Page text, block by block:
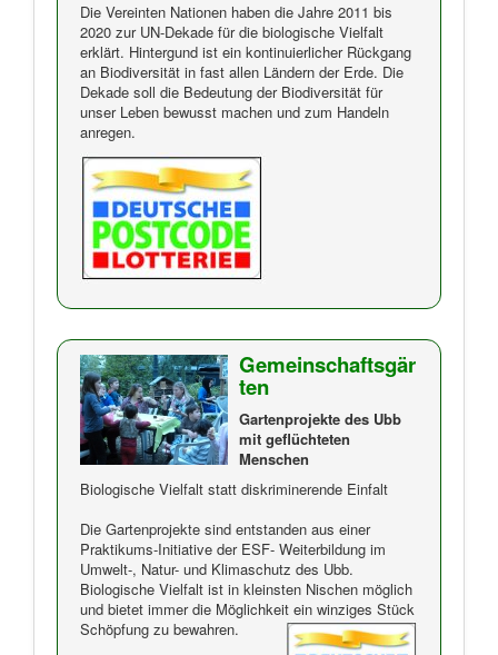
Die Vereinten Nationen haben die Jahre 2011 bis
2020 zur UN-Dekade für die biologische Vielfalt
erklärt. Hintergund ist ein kontinuierlicher Rückgang
an Biodiversität in fast allen Ländern der Erde. Die
Dekade soll die Bedeutung der Biodiversität für
unser Leben bewusst machen und zum Handeln
anregen.
Gemeinschaftsgär
ten
Gartenprojekte des Ubb
mit geflüchteten
Menschen
Biologische Vielfalt statt diskriminerende Einfalt
Die Gartenprojekte sind entstanden aus einer
Praktikums-Initiative der ESF- Weiterbildung im
Umwelt-, Natur- und Klimaschutz des Ubb.
Biologische Vielfalt ist in kleinsten Nischen möglich
und bietet immer die Möglichkeit ein winziges Stück
Schöpfung zu bewahren.